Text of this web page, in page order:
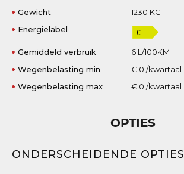
Gewicht
1230 KG
Energielabel
Gemiddeld verbruik
6 L/100KM
Wegenbelasting min
€ 0 /kwartaal
Wegenbelasting max
€ 0 /kwartaal
OPTIES
ONDERSCHEIDENDE OPTIES